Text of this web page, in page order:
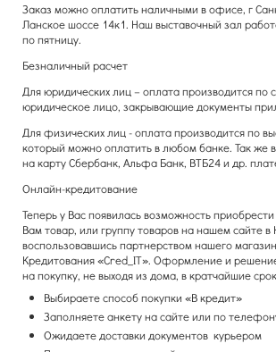
Заказ можно оплатить наличными в офисе, г
Ланское шоссе 14к1. Наш выставочный зал
по пятницу.
Безналичный расчет
Для юридических лиц – оплата производится по
юридическое лицо, закрывающие документы
Для физических лиц - оплата производится по
который можно оплатить в любом банке. Так же
на карту Сбербанк, Альфа Банк, ВТБ24 и др.
Онлайн-кредитование
Теперь у Вас появилась возможность
Вам товар, или группу товаров на нашем сайте в
воспользовавшись партнерством нашего
Кредитования «Cred_IТ». Оформление и
на покупку, не выходя из дома, в кратчайшие
Выбираете способ покупки «В кредит»
Заполняете анкету на сайте или по
Ожидаете доставки документов курьером